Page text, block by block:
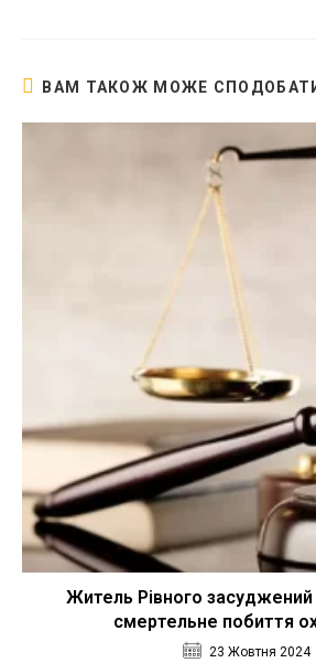
ВАМ ТАКОЖ МОЖЕ
Житель Рівного засуджений
смертельне побиття
23 Жовтня 2024